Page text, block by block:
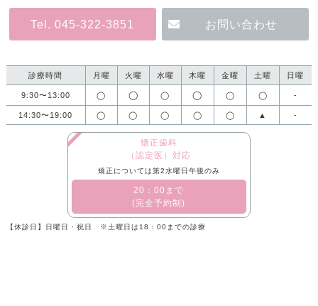
Tel. 045-322-3851 お問い合わせ
診療時間 月曜 火曜 水曜 木曜 金曜 土曜 日曜
9:30〜13:00 ◯ ◯ ◯ ◯ ◯ ◯ -
14:30〜19:00 ◯ ◯ ◯ ◯ ◯ ▲ -
矯正歯科
（認定医）対応
矯正については第2水曜日午後のみ
​20：00まで
(完全予約制)
【休診日】日曜日・祝日 ※土曜日は18：00までの診療